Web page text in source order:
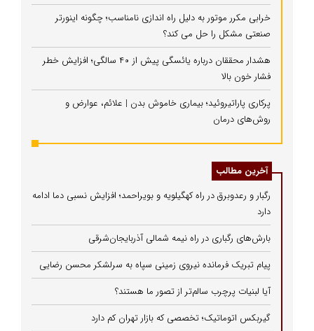
خرابی مکرر موتور به دلیل راه‌ اندازی نامناسب؛ چگونه اینورتر
صنعتی مشکل را حل می‌ کند؟
هشدار محققان درباره یائسگی پیش از ۴۰ سالگی؛ افزایش خطر
فشار خون بالا
پرکاری پاراتیروئید؛ بیماری خاموش بدن | علائم، عوارض و
روش‌های درمان
آخرین مطالب
رگبار و رعدوبرق در راه کهگیلویه و بویراحمد؛ افزایش نسبی دما ادامه
دارد
بارش‌های رگباری در راه نیمه شمالی آذربایجان‌شرقی
پیام تبریک فرمانده نیروی زمینی سپاه به سرلشکر محسن رضایی
آیا لبنیات پرچرب سالم‌تر از تصور ما هستند؟
گیربکس اتوماتیک؛ تخصصی که بازار تهران کم دارد